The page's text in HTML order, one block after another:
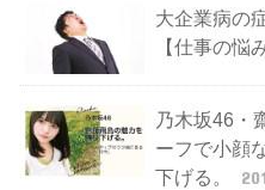
大企業病の
【仕事の悩
乃木坂46・
ーフで小顔
下げる。